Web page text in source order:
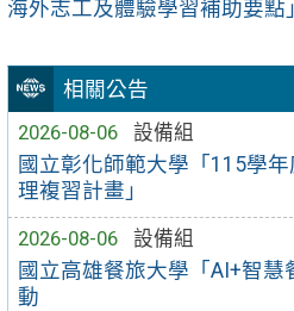
相關公告
2026-08-06
設備組
國立彰化師範大學「115學
理複習計畫」
2026-08-06
設備組
國立高雄餐旅大學「AI+智慧
動
海外志工及體驗學習補助要點